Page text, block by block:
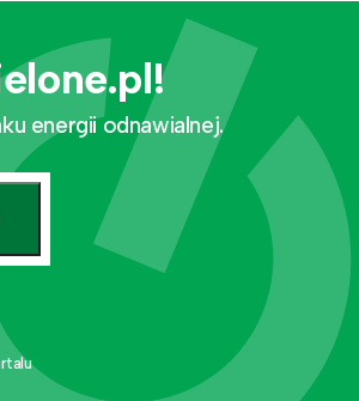
energii odnawialnej.